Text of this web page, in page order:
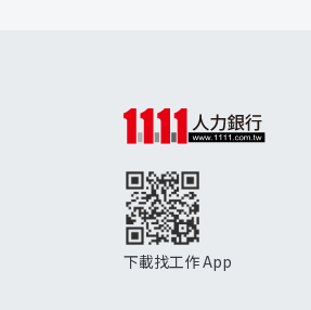
下載找工作 App